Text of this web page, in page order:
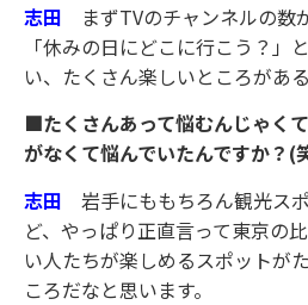
志田 まずTVのチャンネルの数
「休みの日にどこに行こう？」
い、たくさん楽しいところがある
■たくさんあって悩むんじゃく
がなくて悩んでいたんですか？(
志田 岩手にももちろん観光ス
ど、やっぱり正直言って東京の
い人たちが楽しめるスポットが
ころだなと思います。